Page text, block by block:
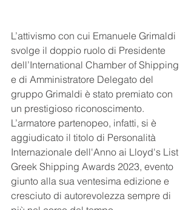
L’attivismo con cui Emanuele Grimaldi
svolge il doppio ruolo di Presidente
dell’International Chamber of Shipping
e di Amministratore Delegato del
gruppo Grimaldi è stato premiato con
un prestigioso riconoscimento.
L’armatore partenopeo, infatti, si è
aggiudicato il titolo di Personalità
Internazionale dell'Anno ai Lloyd's List
Greek Shipping Awards 2023, evento
giunto alla sua ventesima edizione e
cresciuto di autorevolezza sempre di